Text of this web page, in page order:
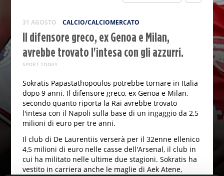
31 AGOSTO CALCIO/CALCIOMERCATO
Il difensore greco, ex Genoa e Milan,
avrebbe trovato l'intesa con gli azzurri.
SPORT TODAY
Sokratis Papastathopoulos potrebbe tornare in Italia
dopo 9 anni. Il difensore greco, ex Genoa e Milan,
secondo quanto riporta la Rai avrebbe trovato
l'intesa con il Napoli sulla base di un ingaggio da 2,5
milioni di euro per tre anni.
Il club di De Laurentiis verserà per il 32enne ellenico
4,5 milioni di euro nelle casse dell'Arsenal, il club in
cui ha militato nelle ultime due stagioni. Sokratis ha
vestito in carriera anche le maglie di Aek Atene,